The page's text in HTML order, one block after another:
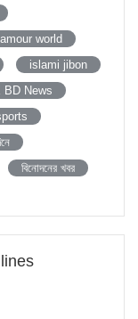
world
islami jibon
BD News
বিনোদনের খবর